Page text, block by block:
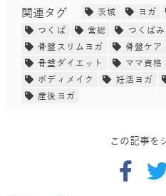
関連タグ 茨城 ヨガ
つくば
常総 つくば
骨盤スリムヨガ
骨盤ケア
骨盤ダイエット
ママ資格
ボディメイク
妊活ヨガ
産後ヨガ
この記事を